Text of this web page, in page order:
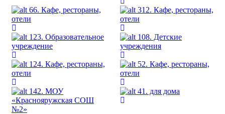
66. Кафе, рестораны,
отели
312. Кафе, рестораны,
отели
123. Образовательное
учреждение
108. Детские
учреждения
124. Кафе, рестораны,
отели
52. Кафе, рестораны,
отели
142. МОУ
«Краснояружская СОШ
№2»
41. для дома